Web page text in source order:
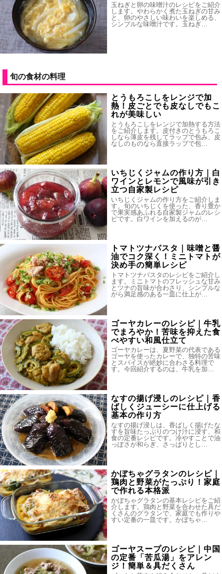
玉ねぎと卵の味噌汁のレシピをご紹介
します。やわらかく煮た玉ねぎの甘み
と、卵のやさしい味わいを楽しめる、
シンプルな味噌汁です。玉ねぎ…
旬の食材の料理
とうもろこしをレンジで加
熱！皮ごとでも皮なしでもこ
れが美味しい
とうもろこしをレンジで加熱する方法
をご紹介します。皮付きのとうもろこ
しなら薄皮を残してラップで包み、皮
なしのものなら直接ラップで包…
いちじくジャムの作り方｜白
ワインとレモンで風味が引き
立つ自家製レシピ
いちじくジャムの作り方をご紹介しま
す。旬のいちじくを使った、香り豊か
で果実感あふれる自家製ジャムのレシ
ピです。白ワインを加えるのが…
トマトツナパスタ｜味噌と醤
油でコク深く！ミニトマトが
決め手の簡単レシピ
トマトツナパスタのレシピをご紹介し
ます。ミニトマトのフレッシュな甘み
とツナの旨味が合わさり、シンプルな
がら満足感のある一皿に仕上が…
ゴーヤカレーのレシピ｜牛乳
でまろやか！苦味を抑えた食
べやすい和風仕立て
ゴーヤカレーは、夏野菜の代表である
ゴーヤを使ったカレーで、独特の苦味
とスパイスが絶妙に合わさる料理で
す。今回紹介するのは、牛乳を加…
なすの揚げ浸しのレシピ｜香
ばしくジューシーに仕上げる
基本の作り方
なすの揚げ浸しは、香ばしく揚げたな
すを旨味たっぷりのつけ汁に浸す、和
食の定番レシピです。冷やすことで油
っぽさが和らぎ、さっぱりとし…
かぼちゃグラタンのレシピ｜
鶏肉と野菜がたっぷり！家庭
で作れる本格派
かぼちゃグラタンの基本レシピをご紹
介します。鶏肉と野菜を合わせた具だ
くさんのグラタンで、家庭でも作りや
すい定番の一皿です。かぼちゃ…
ゴーヤスープのレシピ｜中国
の定番「苦瓜湯」をアレン
ジ！簡単＆具だくさん